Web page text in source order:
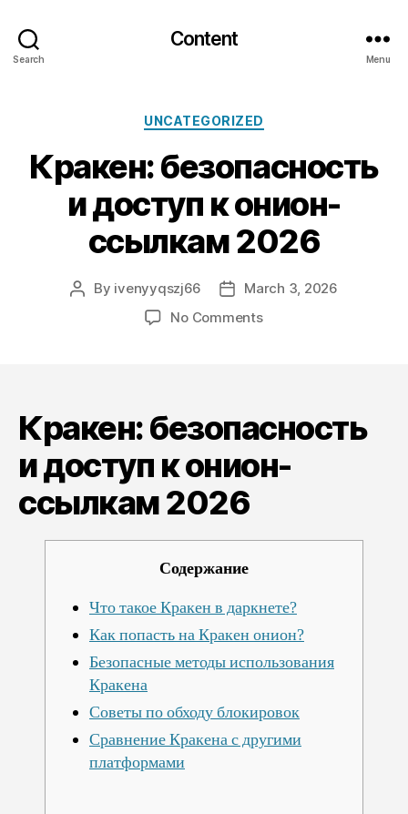
Search
Content
Menu
Categories
UNCATEGORIZED
Кракен: безопасность
и доступ к онион-
ссылкам 2026
Post
By ivenyyqszj66
PostMarch 3, 2026
No Commentson
онион-
ссылкам
2026
Кракен: безопасность
и доступ к онион-
ссылкам 2026
Содержание
Что такое Кракен в даркнете?
Как попасть на Кракен онион?
Безопасные методы использования
Кракена
Советы по обходу блокировок
Сравнение Кракена с другими
платформами